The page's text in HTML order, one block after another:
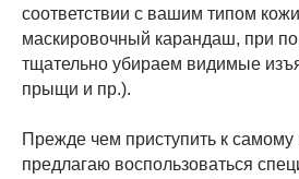
соответствии с вашим типом
маскировочный карандаш, при
тщательно убираем видимые
прыщи и пр.).
Прежде чем приступить к самому
предлагаю воспользоваться